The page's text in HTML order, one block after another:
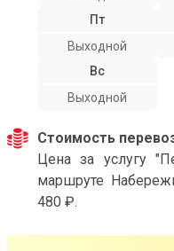
Пт
Выходной
Вс
Выходной
Стоимость
Цена за услугу
маршруте
480 ₽.